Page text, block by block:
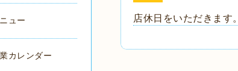
店休日をいただきます。
ュー
カレンダー